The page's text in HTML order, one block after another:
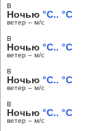
в
Ночью °C.. °C
ветер – м/c
в
Ночью °C.. °C
ветер – м/c
в
Ночью °C.. °C
ветер – м/c
в
Ночью °C.. °C
ветер – м/c